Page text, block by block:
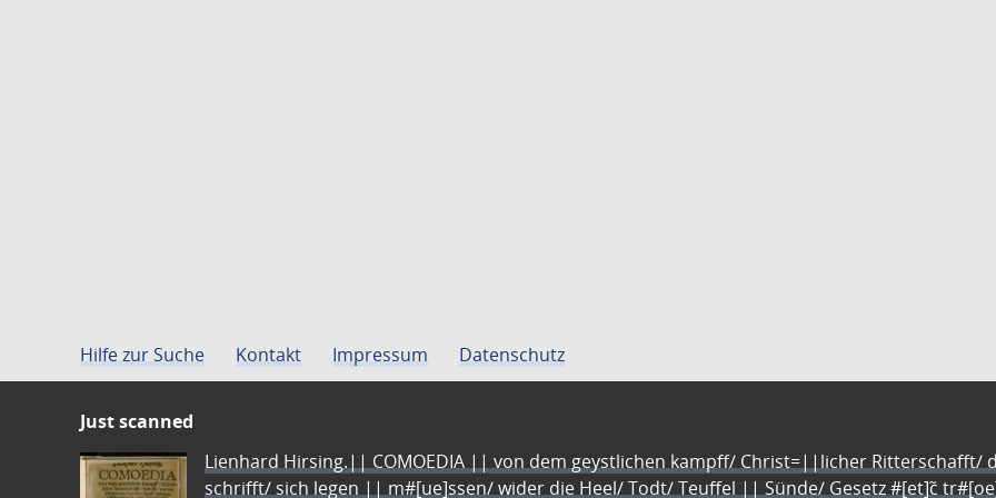
Hilfe zur Suche Kontakt Impressum Datenschutz
Just scanned
Lienhard Hirsing.|| COMOEDIA || von dem geystlichen kampff/ Christ=||licher Ritterschafft/
schrifft/ sich legen || m#[ue]ssen/ wider die Heel/ Todt/ Teuffel || Sünde/ Gesetz #[et]c̃